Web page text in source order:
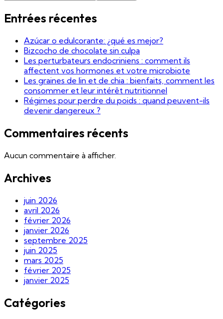
Entrées récentes
Azúcar o edulcorante: ¿qué es mejor?
Bizcocho de chocolate sin culpa
Les perturbateurs endocriniens : comment ils
affectent vos hormones et votre microbiote
Les graines de lin et de chia : bienfaits, comment les
consommer et leur intérêt nutritionnel
Régimes pour perdre du poids : quand peuvent-ils
devenir dangereux ?
Commentaires récents
Aucun commentaire à afficher.
Archives
juin 2026
avril 2026
février 2026
janvier 2026
septembre 2025
juin 2025
mars 2025
février 2025
janvier 2025
Catégories